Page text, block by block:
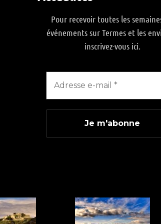
Pour recevoir toutes les
événements sur Termes et les
inscrivez-vous ici.